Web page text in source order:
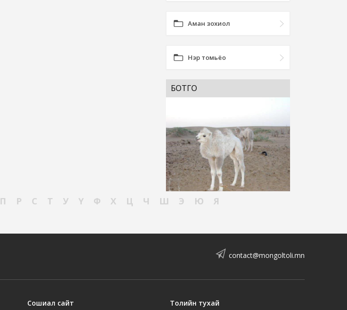
Аман зохиол
Нэр томьёо
БОТГО
П Р С Т У Ү Ф Х Ц Ч Ш Э Ю Я
contact@mongoltoli.mn
Сошиал сайт Толийн тухай